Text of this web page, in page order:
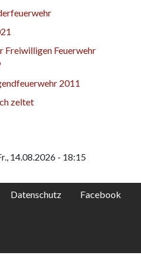
Freiwilligen Feuerwehr
2011
zeltet
14.08.2026 - 18:15
Datenschutz Facebook